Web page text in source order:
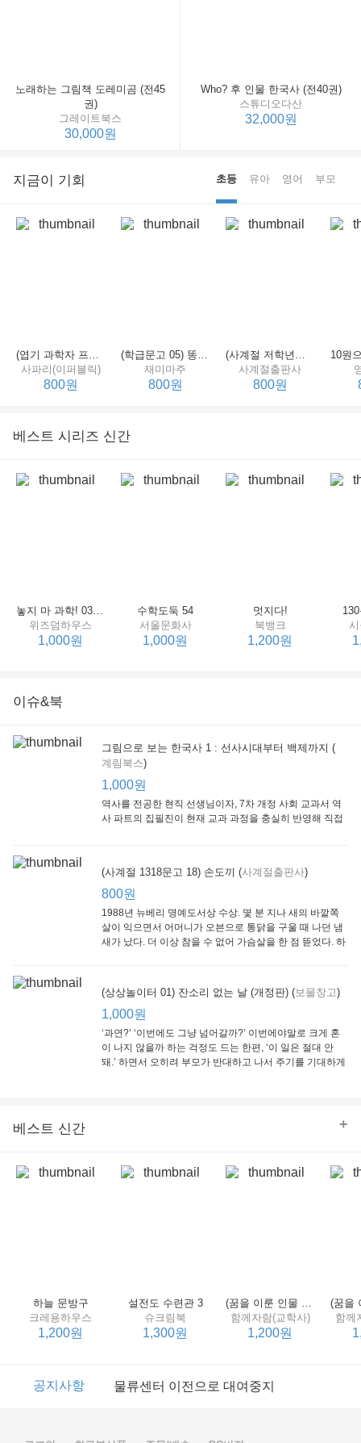
노래하는 그림책 도레미곰 (전45
권)
그레이트북스
30,000원
Who? 후 인물 한국사 (전40권)
스튜디오다산
32,000원
지금이 기회 초등 유아 영어 부모
(엽기 과학자 프래니 01) 도시락 괴물이 나타났다
사파리(이퍼블릭)
800원
(학급문고 05) 똥줌오줌
재미마주
800원
(사계절 저학년문고 04) 화요일의 두꺼비
사계절출판사
800원
(Scholastic hello Reader Level 1-03) Bubble Trouble
Little, Brown
1,000원
21세기북스
1,000원
랜덤하우스코리아
베스트 시리즈 신간
놓지 마 과학! 03 : 정신이 공룡에 정신 놓다
위즈덤하우스
1,000원
수학도둑 54
서울문화사
1,000원
멋지다!
북뱅크
1,200원
이슈&북
그림으로 보는 한국사 1 : 선사시대부터 백제까지 (
계림북스)
1,000원
역사를 전공한 현직 선생님이자, 7차 개정 사회 교과서 역
사 파트의 집필진이 현재 교과 과정을 충실히 반영해 직접
(사계절 1318문고 18) 손도끼 (사계절출판사)
800원
1988년 뉴베리 명예도서상 수상. 몇 분 지나 새의 바깥쪽
살이 익으면서 어머니가 오븐으로 통닭을 구울 때 나던 냄
새가 났다. 더 이상 참을 수 없어 가슴살을 한 점 뜯었다. 하
(상상놀이터 01) 잔소리 없는 날 (개정판) (보물창고)
1,000원
‘과연?’ ‘이번에도 그냥 넘어갈까?’ 이번에야말로 크게 혼
이 나지 않을까 하는 걱정도 드는 한편, ‘이 일은 절대 안
돼.’ 하면서 오히려 부모가 반대하고 나서 주기를 기대하게
베스트 신간 +
하늘 문방구
크레용하우스
1,200원
설전도 수련관 3
슈크림북
1,300원
(꿈을 이룬 인물 탐구 2) 제인 구달
함께자람(교학사)
1,200원
함께
이벤트 2017년 리브피아 여름방학 참고서 이벤트
공지사항 물류센터 이전으로 대여중지